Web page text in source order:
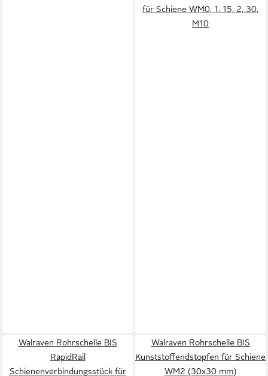
für Schiene WM0, 1, 15, 2, 30,
M10
Walraven Rohrschelle BIS
RapidRail
Schienenverbindungsstück für
Walraven Rohrschelle BIS
Kunststoffendstopfen für Schiene
WM2 (30x30 mm)